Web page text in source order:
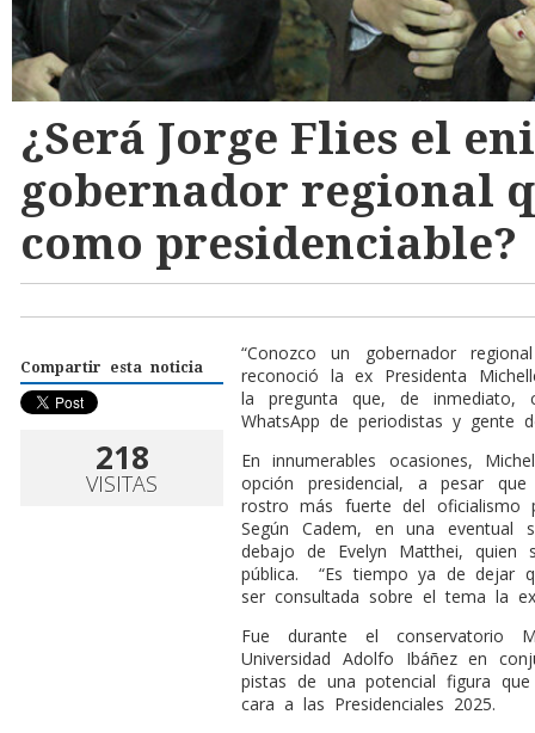
¿Será Jorge Flies el
gobernador regional
como presidenciable?
Compartir esta noticia
218
VISITAS
“Conozco un gobernador
reconoció la ex Presidenta
la pregunta que, de inmediato,
WhatsApp de periodistas y gente
En innumerables ocasiones,
opción presidencial, a pesar
rostro más fuerte del oficialismo
Según Cadem, en una eventual
debajo de Evelyn Matthei,
pública.
“Es tiempo ya de dejar
ser consultada sobre el tema la
Fue durante el conservatorio
Universidad Adolfo Ibáñez en
pistas de una potencial figura
cara a las Presidenciales 2025.